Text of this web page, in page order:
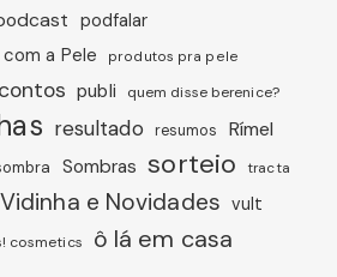
podfalar
a Pele
produtos pra pele
publi quem disse berenice?
resultado resumos Rímel
Sombras sorteio tracta
Vidinha e Novidades vult
cosmetics ô lá em casa